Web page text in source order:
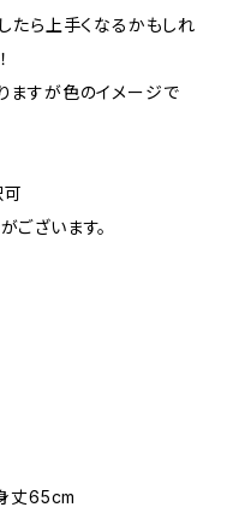
たら上手くなるかもしれ
ますが色のイメージで
可
ざいます。
丈65cm